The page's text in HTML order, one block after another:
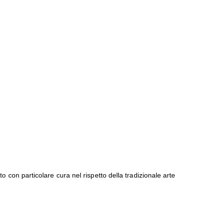
con particolare cura nel rispetto della tradizionale arte